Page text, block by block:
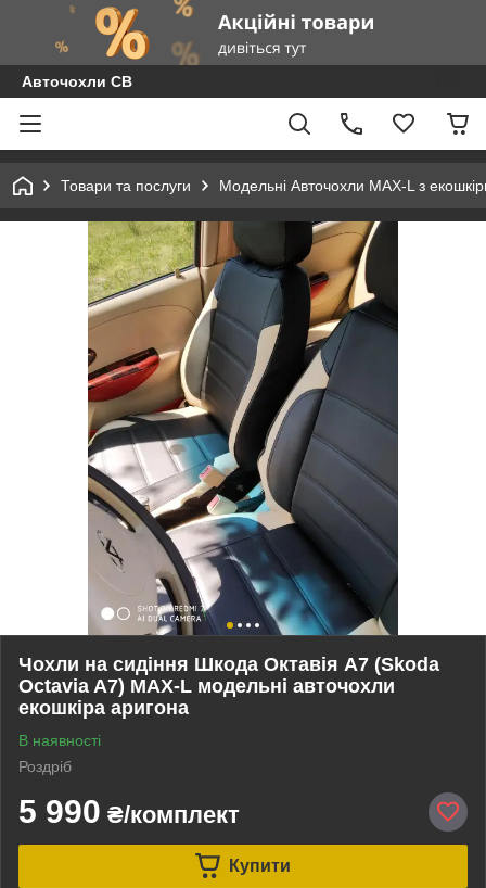
Авточохли СВ
Товари та послуги Модельні Авточохли MAX-L з
Чохли на сидіння Шкода Октавія А7 (Skoda
Octavia A7) MAX-L модельні авточохли
екошкіра аригона
В наявності
Роздріб
5 990 ₴/комплект
Купити